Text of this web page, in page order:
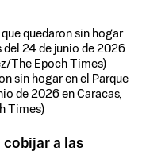
quedaron sin hogar
24 de junio de 2026
The Epoch Times)
sin hogar en el Parque
de 2026 en Caracas,
Times)
cobijar a las